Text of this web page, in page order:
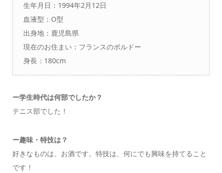
生年月日：1994年2月12日
血液型：O型
出身地：鹿児島県
現在のお住まい：フランスのボルドー
身長：180cm
ー学生時代は何部でしたか？
テニス部でした！
ー趣味・特技は？
好きなものは、お酒です。特技は、何にでも興味を持てること
です！